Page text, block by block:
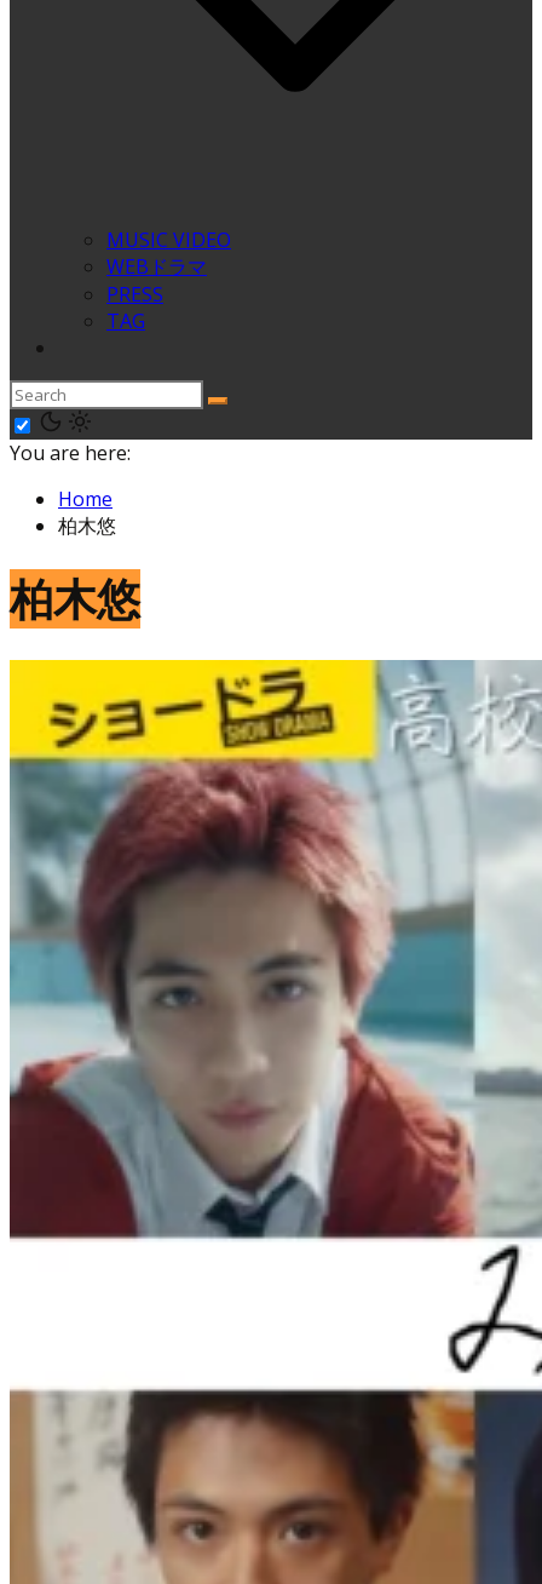
MUSIC VIDEO
WEBドラマ
PRESS
TAG
You are here:
Home
柏木悠
柏木悠